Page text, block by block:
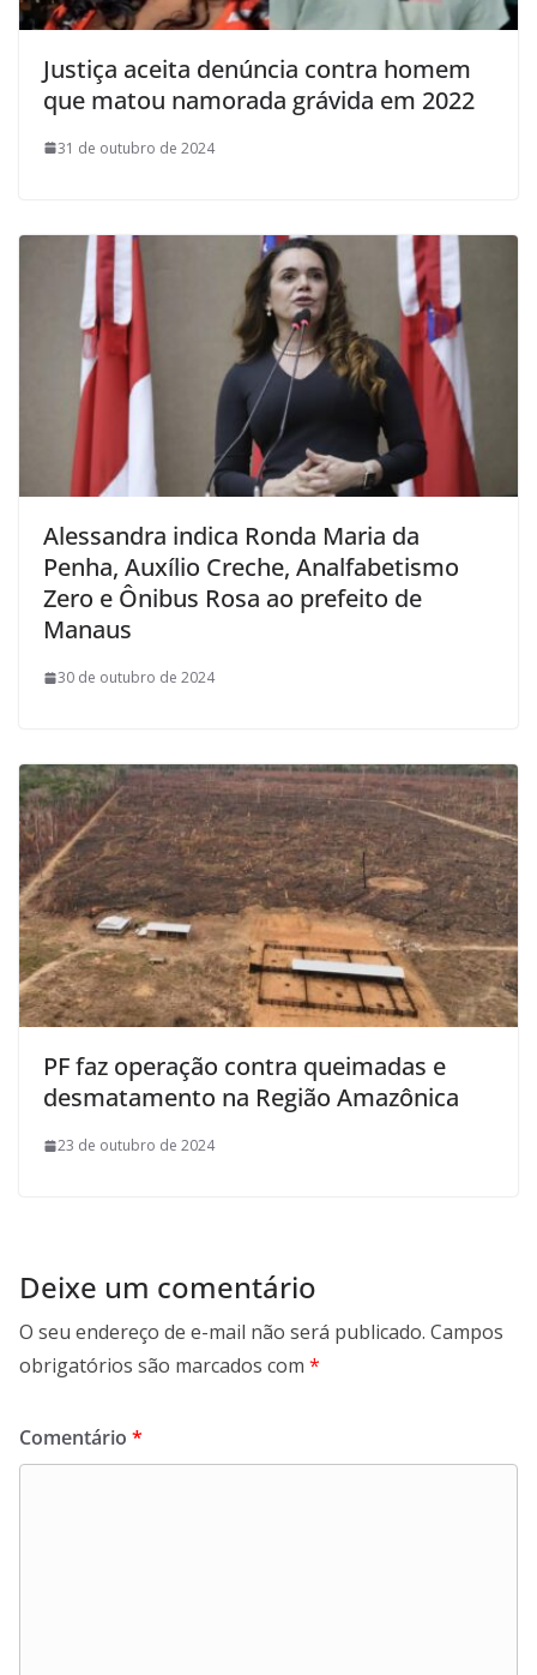
Justiça aceita denúncia contra homem
que matou namorada grávida em 2022
31 de outubro de 2024
Alessandra indica Ronda Maria da
Penha, Auxílio Creche, Analfabetismo
Zero e Ônibus Rosa ao prefeito de
Manaus
30 de outubro de 2024
PF faz operação contra queimadas e
desmatamento na Região Amazônica
23 de outubro de 2024
Deixe um comentário
O seu endereço de e-mail não será publicado. Campos
obrigatórios são marcados com *
Comentário *